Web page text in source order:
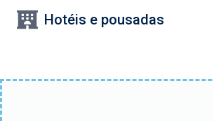
Hotéis e pousadas